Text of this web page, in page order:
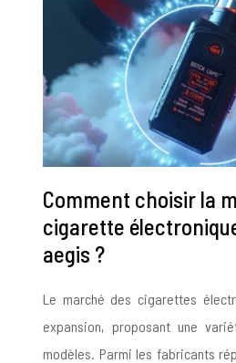
Comment choisir la
cigarette
aegis ?
Le marché des cigarettes
expansion, proposant une
modèles. Parmi les fabricants